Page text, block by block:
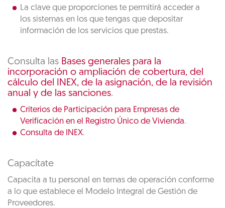
La clave que proporciones te permitirá acceder a
los sistemas en los que tengas que depositar
información de los servicios que prestas.
Consulta las Bases generales para la
incorporación o ampliación de cobertura, del
cálculo del INEX, de la asignación, de la revisión
anual y de las sanciones.
Criterios de Participación para Empresas de
Verificación en el Registro Único de Vivienda.
Consulta de INEX.
Capacítate
Capacita a tu personal en temas de operación conforme
a lo que establece el Modelo Integral de Gestión de
Proveedores.